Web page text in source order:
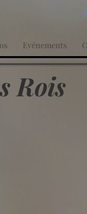
Evénements
Rois